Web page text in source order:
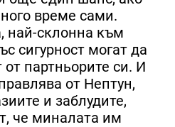
време сами.
най-склонна към
сигурност могат да
партньорите си. И
от Нептун,
и заблудите,
че миналата им